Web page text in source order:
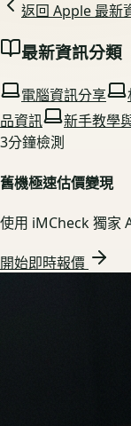
返回 Apple 最新
最新資訊分類
電腦資訊分享
品資訊
新手教學
3分鐘檢測
舊機極速估價變現
使用 iMCheck 獨家
開始即時報價